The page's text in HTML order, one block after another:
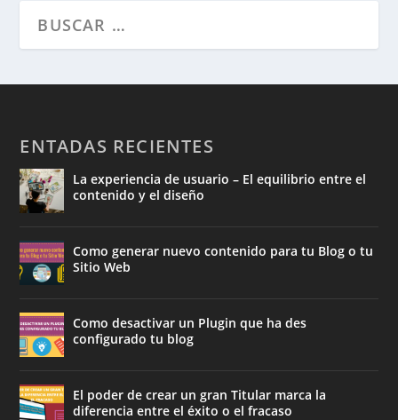
ENTADAS RECIENTES
La experiencia de usuario – El equilibrio entre el
contenido y el diseño
Como generar nuevo contenido para tu Blog o tu
Sitio Web
Como desactivar un Plugin que ha des
configurado tu blog
El poder de crear un gran Titular marca la
diferencia entre el éxito o el fracaso